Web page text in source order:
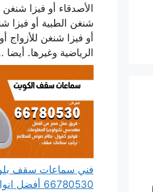
الأصدقاء أو فيزا شنغن
شنغن الطبية أو فيزا
أو فيزا شنغن للأزواج
الرياضية وغيرها. أيضا
فني سماعات سقف
66780530